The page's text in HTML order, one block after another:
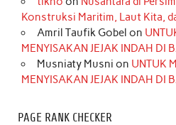
Konstruksi Maritim, Laut Kita,
Amril Taufik Gobel on
MENYISAKAN JEJAK INDAH DI
Musniaty Musni on UNTUK
MENYISAKAN JEJAK INDAH DI
PAGE RANK CHECKER